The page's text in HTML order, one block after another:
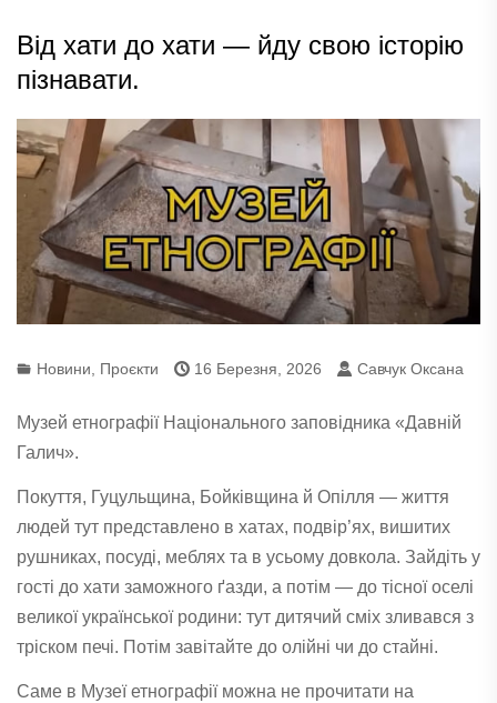
Від хати до хати — йду свою історію
пізнавати.
Новини Проєкти 16 Березня, 2026 Савчук Оксана
Музей етнографії Національного заповідника «Давній
Галич».
Покуття, Гуцульщина, Бойківщина й Опілля — життя
людей тут представлено в хатах, подвір’ях, вишитих
рушниках, посуді, меблях та в усьому довкола. Зайдіть у
гості до хати заможного ґазди, а потім — до тісної оселі
великої української родини: тут дитячий сміх зливався з
тріском печі. Потім завітайте до олійні чи до стайні.
Саме в Музеї етнографії можна не прочитати на